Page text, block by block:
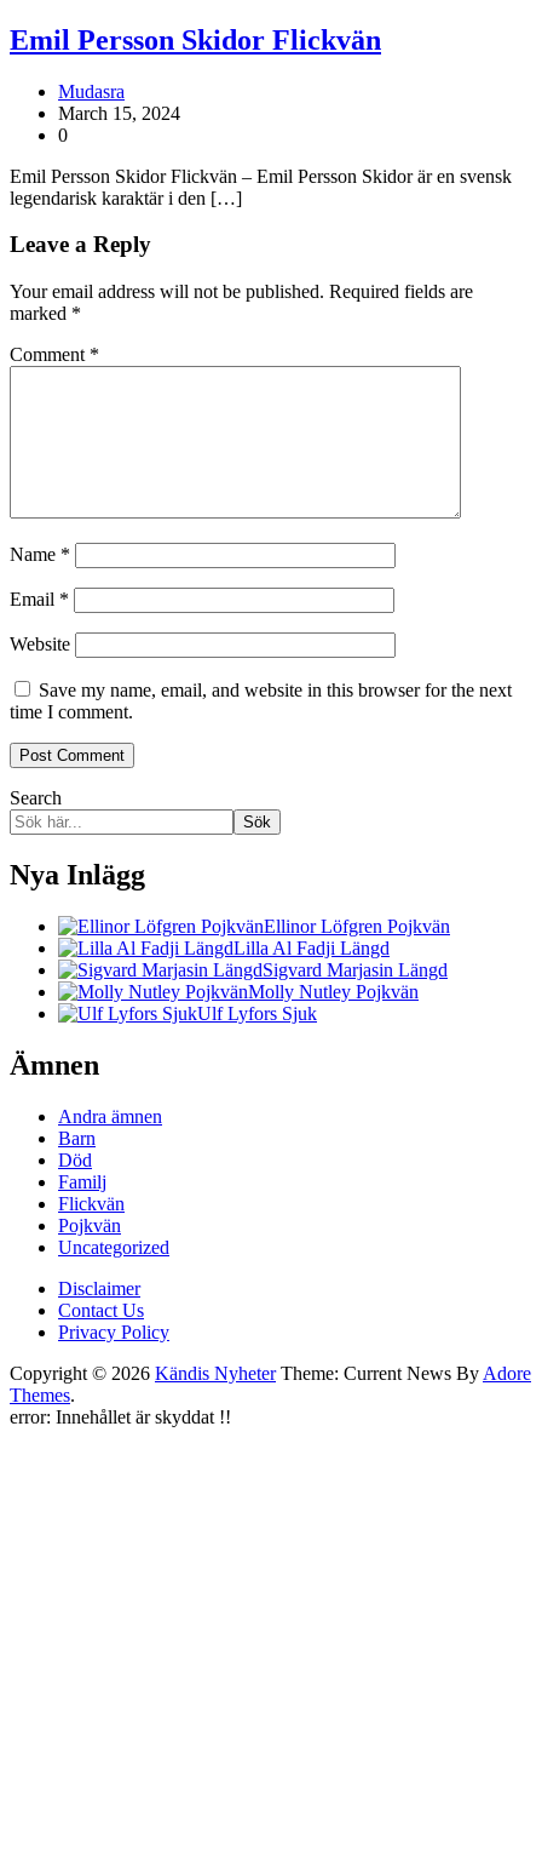
Emil Persson Skidor Flickvän
Mudasra
March 15, 2024
0
Emil Persson Skidor Flickvän – Emil Persson Skidor är en svensk
legendarisk karaktär i den […]
Leave a Reply
Your email address will not be published. Required fields are
marked *
Comment *
Name *
Email *
Website
Save my name, email, and website in this browser for the next
time I comment.
Search
Sök
Nya Inlägg
Ellinor Löfgren Pojkvän
Lilla Al Fadji Längd
Sigvard Marjasin Längd
Molly Nutley Pojkvän
Ulf Lyfors Sjuk
Ämnen
Andra ämnen
Barn
Död
Familj
Flickvän
Pojkvän
Uncategorized
Disclaimer
Contact Us
Privacy Policy
Copyright © 2026 Kändis NyheterTheme: Current News By Adore
Themes.
error: Innehållet är skyddat !!